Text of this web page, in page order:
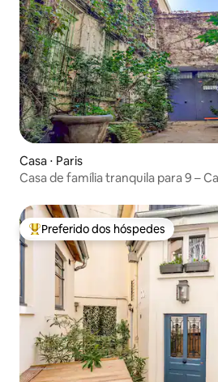
Casa ⋅ Paris
Casa de família tranquila para 9 –
Entre os melhores preferidos dos
Preferido dos hóspedes